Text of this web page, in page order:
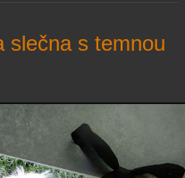
slečna s temnou